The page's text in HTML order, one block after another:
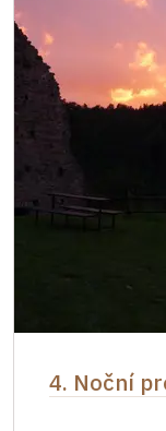
4. Noční